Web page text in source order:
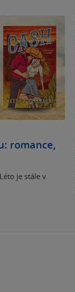
romance,
je stále v